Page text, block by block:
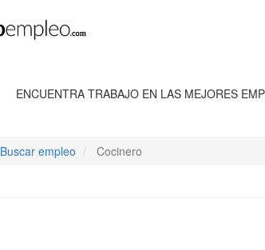
ENCUENTRA TRABAJO EN LAS MEJORES
Buscar empleo Cocinero